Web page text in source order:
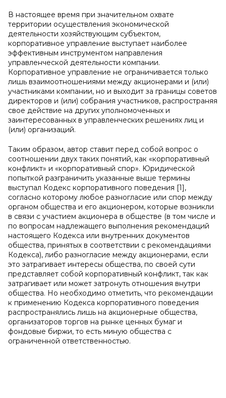
В настоящее время при значительном охвате
территории осуществления экономической
деятельности хозяйствующим субъектом,
корпоративное управление выступает наиболее
эффективным инструментом направления
управленческой деятельности компании.
Корпоративное управление не ограничивается только
лишь взаимоотношениями между акционерами и (или)
участниками компании, но и выходит за границы советов
директоров и (или) собрания участников, распространяя
свое действие на других уполномоченных и
заинтересованных в управленческих решениях лиц и
(или) организаций.
Таким образом, автор ставит перед собой вопрос о
соотношении двух таких понятий, как «корпоративный
конфликт» и «корпоративный спор». Юридической
попыткой разграничить указанные выше термины
выступал Кодекс корпоративного поведения [1],
согласно которому любое разногласие или спор между
органом общества и его акционером, которые возникли
в связи с участием акционера в обществе (в том числе и
по вопросам надлежащего выполнения рекомендаций
настоящего Кодекса или внутренних документов
общества, принятых в соответствии с рекомендациями
Кодекса), либо разногласие между акционерами, если
это затрагивает интересы общества, по своей сути
представляет собой корпоративный конфликт, так как
затрагивает или может затронуть отношения внутри
общества. Но необходимо отметить, что рекомендации
к применению Кодекса корпоративного поведения
распространялись лишь на акционерные общества,
организаторов торгов на рынке ценных бумаг и
фондовые биржи, то есть миную общества с
ограниченной ответственностью.